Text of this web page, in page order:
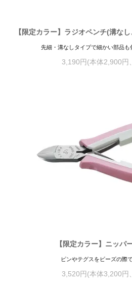
【限定カラー】ラジオペンチ(溝な
先細・溝なしタイプで細かい部品も
3,190円(本体2,900円
【限定カラー】ニッパ
ピンやテグスをビーズの際
3,520円(本体3,200円